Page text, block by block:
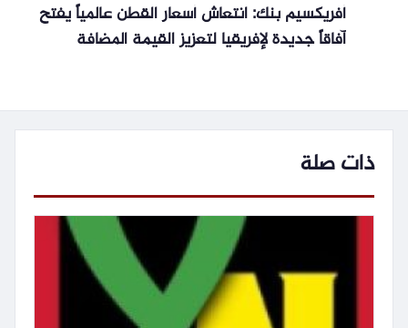
أفريكسيم بنك: انتعاش أسعار القطن عالمياً يفتح
آفاقاً جديدة لإفريقيا لتعزيز القيمة المضافة
ذات صلة